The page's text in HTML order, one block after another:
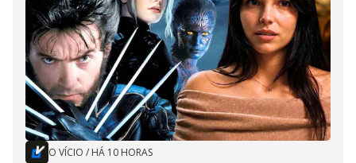
O VÍCIO / HÁ 10 HORAS